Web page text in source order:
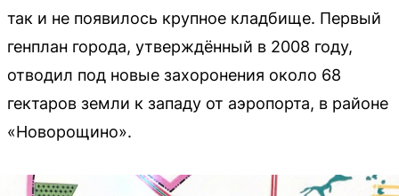
так и не появилось крупное кладбище. Первый
генплан города, утверждённый в 2008 году,
отводил под новые захоронения около 68
гектаров земли к западу от аэропорта, в районе
«Новорощино».